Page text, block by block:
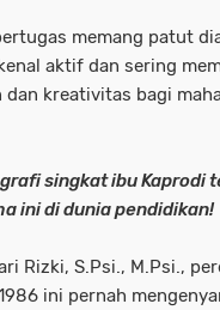
memang patut
aktif dan sering
dan kreativitas bagi
singkat ibu Kaprodi
ini di dunia pendidikan!
Rizki, S.Psi., M.Psi.,
ini pernah